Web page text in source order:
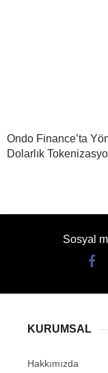
Ondo Finance’ta
Dolarlık
Sosyal
KURUMSAL
Hakkımızda